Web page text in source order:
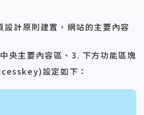
設計原則建置，網站的主要內容
央主要內容區、3. 下方功能區塊
設定如下：